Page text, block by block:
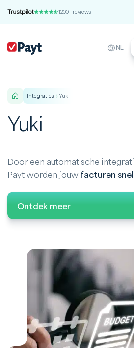
1200+ reviews
NL
integraties Yuki
Yuki
Door een automatische
Payt worden jouw facturen
Ontdek meer